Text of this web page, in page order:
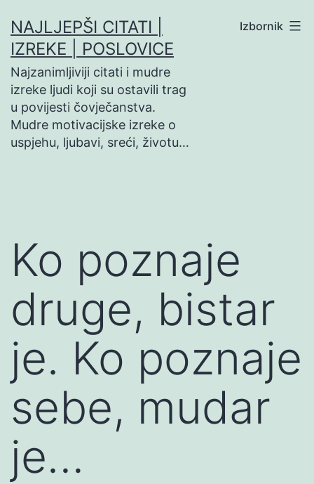
na
sadržaj
NAJLJEPŠI CITATI |
IZREKE | POSLOVICE
Najzanimljiviji citati i mudre
izreke ljudi koji su ostavili trag
u povijesti čovječanstva.
Mudre motivacijske izreke o
uspjehu, ljubavi, sreći, životu…
Izbornik
Ko poznaje
druge, bistar
je. Ko poznaje
sebe, mudar
je…